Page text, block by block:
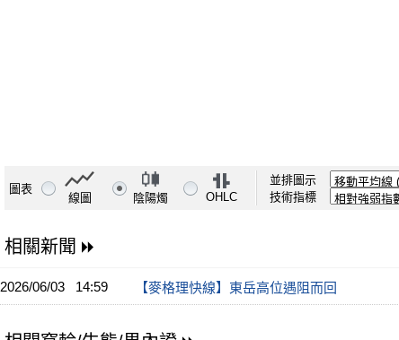
圖表
線圖 陰陽燭 OHLC
並排圖示
技術指標
相關新聞
2026/06/03 14:59 【麥格理快線】東岳高位遇阻而回